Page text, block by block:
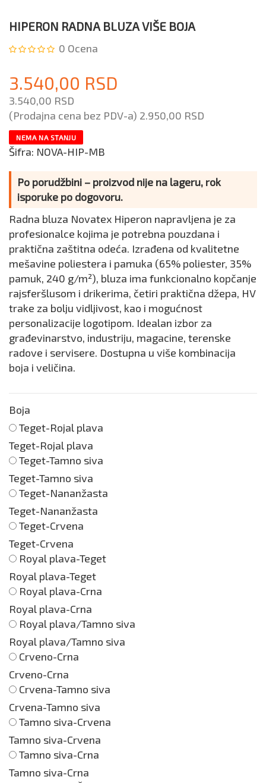
HIPERON RADNA BLUZA VIŠE BOJA
0 Ocena
3.540,00 RSD
3.540,00 RSD
(Prodajna cena bez PDV-a) 2.950,00 RSD
NEMA NA STANJU
Šifra: NOVA-HIP-MB
Po porudžbini – proizvod nije na lageru, rok
isporuke po dogovoru.
Radna bluza Novatex Hiperon napravljena je za
profesionalce kojima je potrebna pouzdana i
praktična zaštitna odeća. Izrađena od kvalitetne
mešavine poliestera i pamuka (65% poliester, 35%
pamuk, 240 g/m²), bluza ima funkcionalno kopčanje
rajsferšlusom i drikerima, četiri praktična džepa, HV
trake za bolju vidljivost, kao i mogućnost
personalizacije logotipom. Idealan izbor za
građevinarstvo, industriju, magacine, terenske
radove i servisere. Dostupna u više kombinacija
boja i veličina.
Boja
Teget-Rojal plava
Teget-Rojal plava
Teget-Tamno siva
Teget-Tamno siva
Teget-Nananžasta
Teget-Nananžasta
Teget-Crvena
Teget-Crvena
Royal plava-Teget
Royal plava-Teget
Royal plava-Crna
Royal plava-Crna
Royal plava/Tamno siva
Royal plava/Tamno siva
Crveno-Crna
Crveno-Crna
Crvena-Tamno siva
Crvena-Tamno siva
Tamno siva-Crvena
Tamno siva-Crvena
Tamno siva-Crna
Tamno siva-Crna